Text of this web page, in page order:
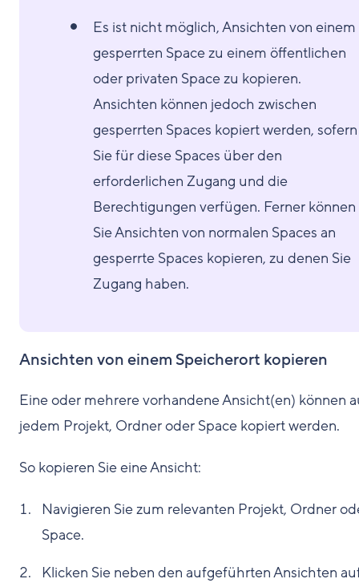
Es ist nicht möglich, Ansichten von einem
gesperrten Space zu einem öffentlichen
oder privaten Space zu kopieren.
Ansichten können jedoch zwischen
gesperrten Spaces kopiert werden, sofern
Sie für diese Spaces über den
erforderlichen Zugang und die
Berechtigungen verfügen. Ferner können
Sie Ansichten von normalen Spaces an
gesperrte Spaces kopieren, zu denen Sie
Zugang haben.
Ansichten von einem Speicherort kopieren
Eine oder mehrere vorhandene Ansicht(en) können
jedem Projekt, Ordner oder Space kopiert werden.
So kopieren Sie eine Ansicht:
Navigieren Sie zum relevanten Projekt, Ordner
Space.
Klicken Sie neben den aufgeführten Ansichten